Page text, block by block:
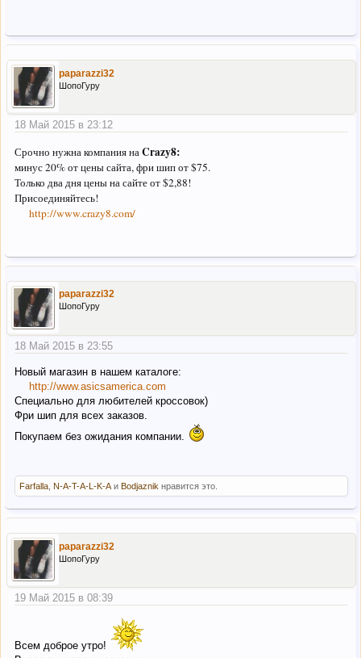
paparazzi32
ШопоГуру
18 Май 2015 в 23:12
Срочно нужна компания на Crazy8:
минус 20% от цены сайта, фри шип от $75.
Только два дня цены на сайте от $2,88!
Присоединяйтесь!
http://www.crazy8.com/
paparazzi32
ШопоГуру
18 Май 2015 в 23:55
Новый магазин в нашем каталоге:
http://www.asicsamerica.com
Специально для любителей кроссовок)
Фри шип для всех заказов.
Покупаем без ожидания компании.
Farfalla N-A-T-A-L-K-A и Bodjaznik нравится это.
paparazzi32
ШопоГуру
19 Май 2015 в 08:39
Всем доброе утро!